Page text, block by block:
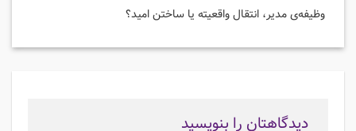
وظیفه‌ی مدیر، انتقال واقعیته یا ساختن امید؟
دیدگاهتان را بنویسید